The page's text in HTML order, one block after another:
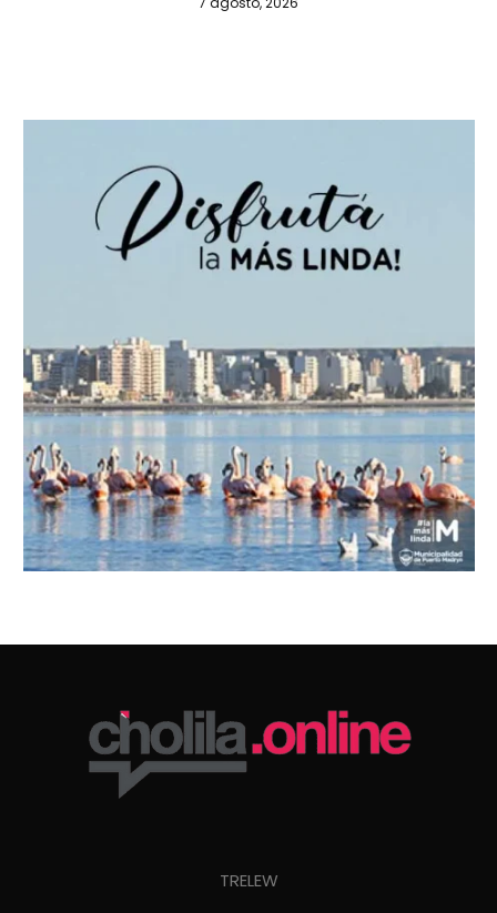
TRELEW